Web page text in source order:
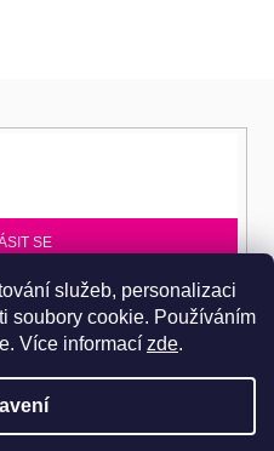
služeb, personalizaci
soubory cookie. Používáním
Více informací zde.
SE
jako první.